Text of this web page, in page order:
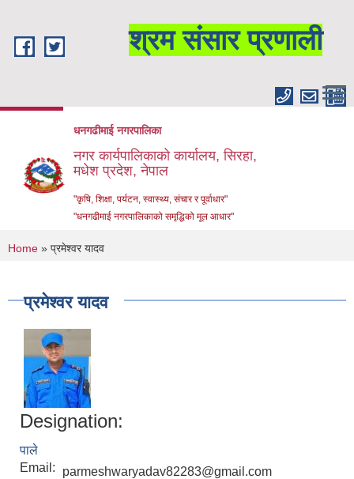
श्रम संसार प्रणाली
धनगढीमाई नगरपालिका
नगर कार्यपालिकाको कार्यालय, सिरहा,
मधेश प्रदेश, नेपाल
"कृषि, शिक्षा, पर्यटन, स्वास्थ्य, संचार र पूर्वाधार"
"धनगढीमाई नगरपालिकाको समृद्धिको मूल आधार"
You are here
Home » प्रमेश्‍वर यादव
प्रमेश्‍वर यादव
Designation:
पाले
Email:
parmeshwaryadav82283@gmail.com